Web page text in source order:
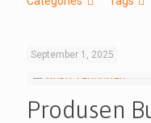
September 1, 2025
Produsen